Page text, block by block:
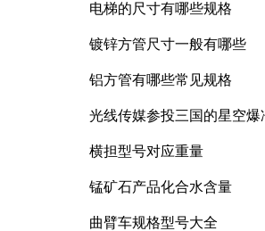
电梯的尺寸有哪些规格
镀锌方管尺寸一般有哪些
铝方管有哪些常见规格
光线传媒参投三国的星空爆
横担型号对应重量
锰矿石产品化合水含量
曲臂车规格型号大全